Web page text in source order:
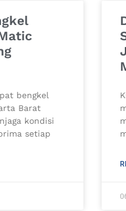
bengkel
Barat
kondisi
setiap